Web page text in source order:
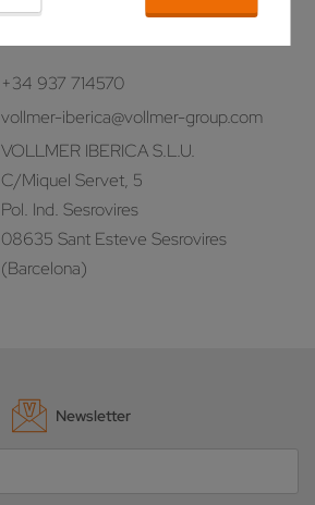
+34 937 714570
vollmer-iberica@vollmer-group.com
VOLLMER IBERICA S.L.U.
C/Miquel Servet, 5
Pol. Ind. Sesrovires
08635 Sant Esteve Sesrovires
(Barcelona)
Newsletter